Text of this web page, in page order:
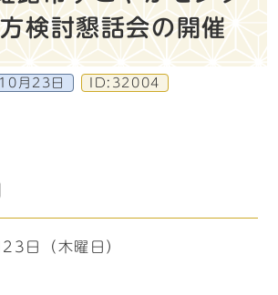
検討懇話会の開催
月23日 ID:32004
日（木曜日）